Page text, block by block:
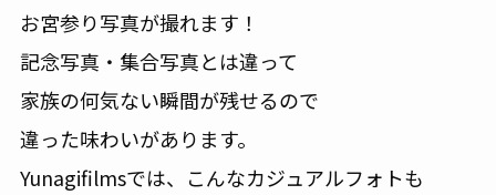
お宮参り写真が撮れます！
記念写真・集合写真とは違って
家族の何気ない瞬間が残せるので
違った味わいがあります。
Yunagifilmsでは、こんなカジュアルフォトも